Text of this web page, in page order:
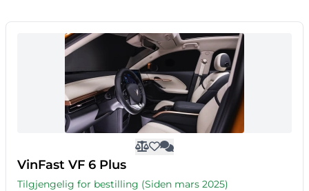
VinFast VF 6 Plus
Tilgjengelig for bestilling (Siden mars 2025)